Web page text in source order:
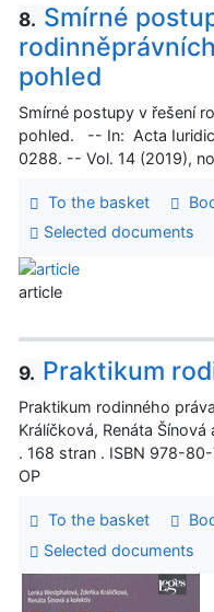
8. Smírné
pohled
Smírné postupy v řešení
pohled. -- In: Acta
0288. -- Vol. 14 (2019),
To the basket
Selected documents
article
9. Praktikum
Praktikum rodinného
Králíčková, Renáta
. 168 stran . ISBN 978-
OP
To the basket
Selected documents